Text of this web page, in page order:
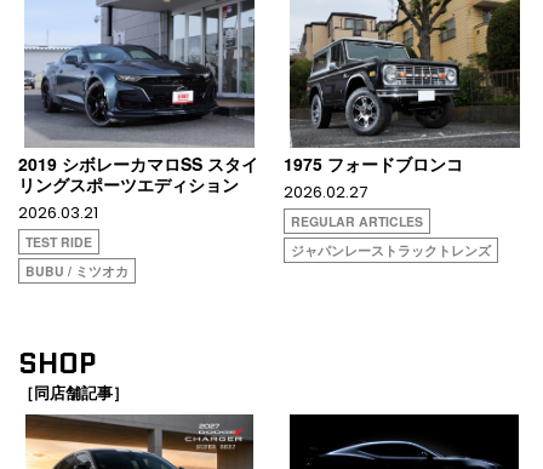
2019 シボレーカマロSS スタイ
リングスポーツエディション
2026.03.21
TEST RIDE
BUBU / ミツオカ
1975 フォードブロンコ
2026.02.27
REGULAR ARTICLES
ジャパンレーストラックトレンズ
SHOP
［同店舗記事］